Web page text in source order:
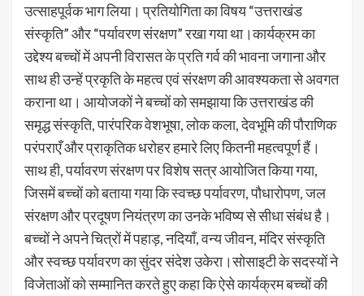
उत्साहपूर्वक भाग लिया। प्रतियोगिता का विषय “उत्तराखंड
संस्कृति” और “पर्यावरण संरक्षण” रखा गया था।कार्यक्रम का
उद्देश्य बच्चों में अपनी विरासत के प्रति गर्व की भावना जगाना और
साथ ही उन्हें प्रकृति के महत्व एवं संरक्षण की आवश्यकता से अवगत
कराना था। आयोजकों ने बच्चों को समझाया कि उत्तराखंड की
समृद्ध संस्कृति, पारंपरिक वेशभूषा, लोक कला, देवभूमि की पौराणिक
परंपराएँ और प्राकृतिक धरोहर हमारे लिए कितनी महत्वपूर्ण हैं।
साथ ही, पर्यावरण संरक्षण पर विशेष सत्र आयोजित किया गया,
जिसमें बच्चों को बताया गया कि स्वच्छ पर्यावरण, पौधारोपण, जल
संरक्षण और प्रदूषण नियंत्रण का उनके भविष्य से सीधा संबंध है।
बच्चों ने अपने चित्रों में पहाड़, नदियाँ, वन्य जीवन, मंदिर संस्कृति
और स्वच्छ पर्यावरण का सुंदर संदेश उकेरा।सोसाइटी के सदस्यों ने
विजेताओं को सम्मानित करते हुए कहा कि ऐसे कार्यक्रम बच्चों की